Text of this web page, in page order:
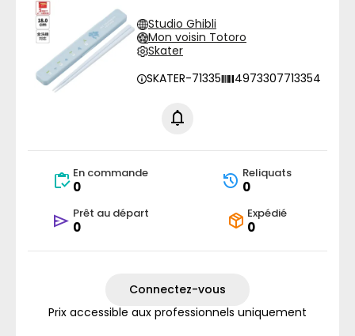
Studio Ghibli
Mon voisin Totoro
Skater
SKATER-71335
4973307713354
En commande
0
Reliquats
0
Prêt au départ
0
Expédié
0
Connectez-vous
Prix accessible aux professionnels uniquement